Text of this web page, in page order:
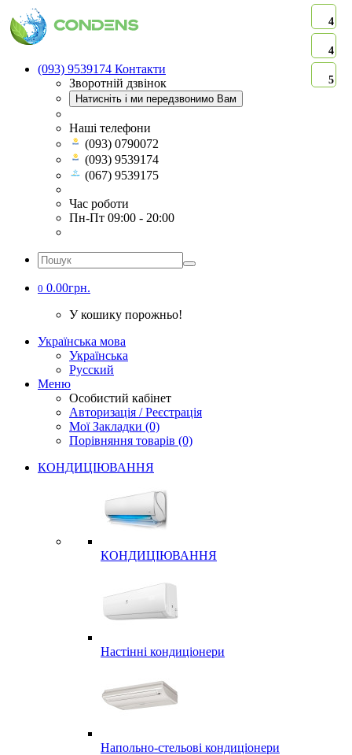
(093) 9539174 Контакти
Зворотній дзвінок
Натисніть і ми передзвонимо Вам
Наші телефони
(093) 0790072
(093) 9539174
(067) 9539175
Час роботи
Пн-Пт 09:00 - 20:00
0 0.00грн.
У кошику порожньо!
Українська мова
Українська
Русский
Меню
Особистий кабінет
Авторизація / Реєстрація
Мої Закладки (0)
Порівняння товарів (0)
КОНДИЦІЮВАННЯ
КОНДИЦІЮВАННЯ
Настінні кондиціонери
Напольно-стельові кондиціонери
4
4
5